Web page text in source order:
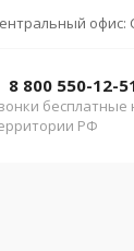
офис:
8 800 550-12-
бесплатные
РФ